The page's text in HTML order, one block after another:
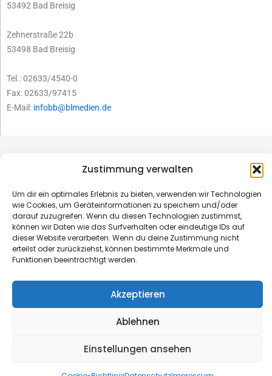
Zustimmung verwalten
Um dir ein optimales Erlebnis zu bieten, verwenden wir Technologien
wie Cookies, um Geräteinformationen zu speichern und/oder
darauf zuzugreifen. Wenn du diesen Technologien zustimmst,
können wir Daten wie das Surfverhalten oder eindeutige IDs auf
dieser Website verarbeiten. Wenn du deine Zustimmung nicht
erteilst oder zurückziehst, können bestimmte Merkmale und
Funktionen beeinträchtigt werden.
Akzeptieren
Ablehnen
Einstellungen ansehen
53492 Bad Breisig
Zehnerstraße 22b
53498 Bad Breisig
Tel.: 02633/4540-0
Fax: 02633/97415
E-Mail: infobb@blmedien.de